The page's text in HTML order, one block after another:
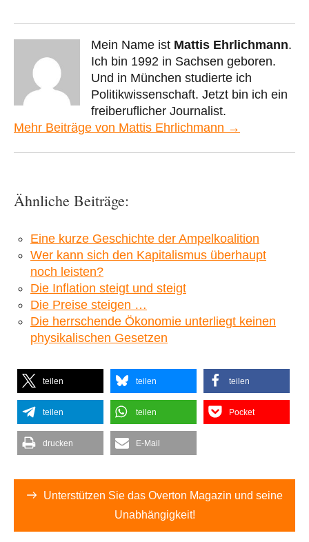
Mein Name ist Mattis Ehrlichmann.
Ich bin 1992 in Sachsen geboren.
Und in München studierte ich
Politikwissenschaft. Jetzt bin ich ein
freiberuflicher Journalist.
Mehr Beiträge von Mattis Ehrlichmann →
Ähnliche Beiträge:
Eine kurze Geschichte der Ampelkoalition
Wer kann sich den Kapitalismus überhaupt
noch leisten?
Die Inflation steigt und steigt
Die Preise steigen …
Die herrschende Ökonomie unterliegt keinen
physikalischen Gesetzen
teilen teilen teilen
teilen teilen Pocket
drucken E-Mail
Unterstützen Sie das Overton Magazin und seine
Unabhängigkeit!